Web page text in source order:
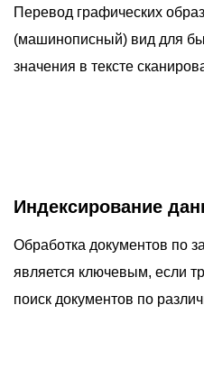
Перевод графических
(машинописный) вид для
значения в тексте
Индексирование
Обработка документов по
является ключевым, если
поиск документов по